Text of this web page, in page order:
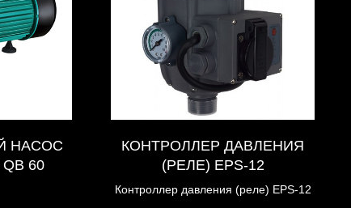
НАСОС
60
КОНТРОЛЛЕР ДАВЛЕНИЯ
(РЕЛЕ) EPS-12
Контроллер давления (реле) EPS-12